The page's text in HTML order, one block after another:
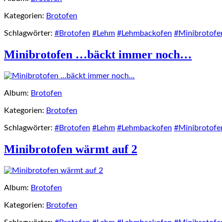
Kategorien: Brotofen
Schlagwörter: #Brotofen #Lehm #Lehmbackofen
Minibrotofen …bäckt immer noch…
Album: Brotofen
Kategorien: Brotofen
Schlagwörter: #Brotofen #Lehm #Lehmbackofen
Minibrotofen wärmt auf 2
Album: Brotofen
Kategorien: Brotofen